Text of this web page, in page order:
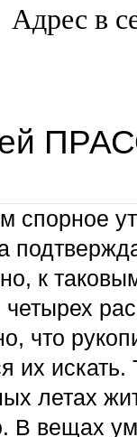
Адрес в
спорное
к
четырех
что
их
летах
В вещах